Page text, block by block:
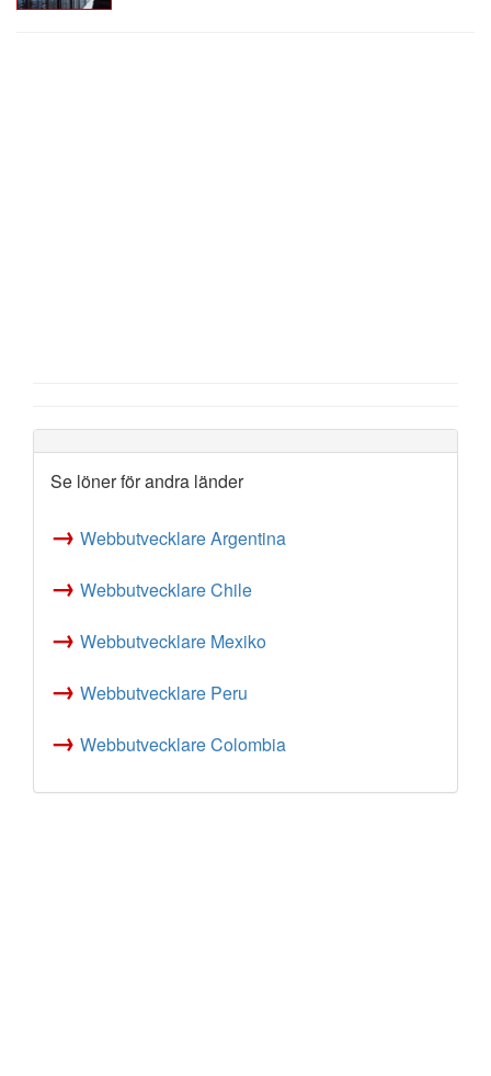
Se löner för andra länder
→ Webbutvecklare Argentina
→ Webbutvecklare Chile
→ Webbutvecklare Mexiko
→ Webbutvecklare Peru
→ Webbutvecklare Colombia